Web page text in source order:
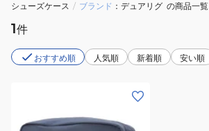
シューズケース / ブランド デュアリグ の商品一覧
1件
おすすめ順 人気順 新着順 安い順
ズ、